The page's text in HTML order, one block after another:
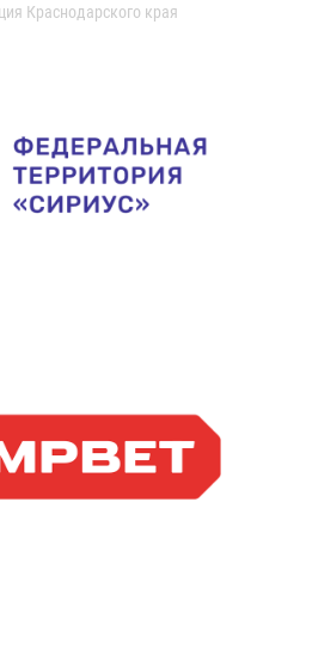
Краснодарского края